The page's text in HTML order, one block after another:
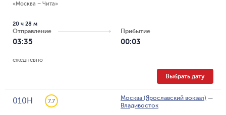
«Москва – Чита»
Отправление
03:35
20 ч 28 м
Прибытие
00:03
ежедневно
Выбрать дату
010Н 7.7 Москва (Ярославский вокзал) —
Владивосток